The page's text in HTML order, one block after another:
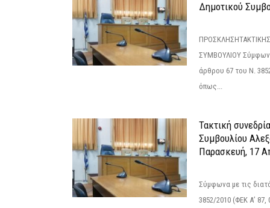
Δημοτικού
ΣΥΜΒΟΥΛΙΟΥ
άρθρου 67 του Ν.
όπως...
Τακτική
Συμβουλίου
Παρασκευή, 17
Σύμφωνα με τις
3852/2010 (ΦΕΚ Α’ 87,